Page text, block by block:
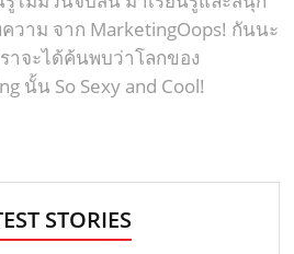
วาม จาก MarketingOops! กันนะ
าจะได้ค้นพบว่าโลกของ
นั้น So Sexy and Cool!
STORIES